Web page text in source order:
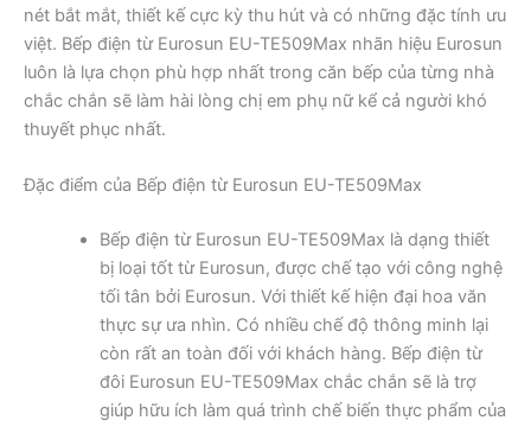
nét bắt mắt, thiết kế cực kỳ thu hút và có những đặc tính ưu
việt. Bếp điện từ Eurosun EU-TE509Max nhãn hiệu Eurosun
luôn là lựa chọn phù hợp nhất trong căn bếp của từng nhà
chắc chắn sẽ làm hài lòng chị em phụ nữ kể cả người khó
thuyết phục nhất.
Đặc điểm của Bếp điện từ Eurosun EU-TE509Max
Bếp điện từ Eurosun EU-TE509Max là dạng thiết
bị loại tốt từ Eurosun, được chế tạo với công nghệ
tối tân bởi Eurosun. Với thiết kế hiện đại hoa văn
thực sự ưa nhìn. Có nhiều chế độ thông minh lại
còn rất an toàn đối với khách hàng. Bếp điện từ
đôi Eurosun EU-TE509Max chắc chắn sẽ là trợ
giúp hữu ích làm quá trình chế biến thực phẩm của